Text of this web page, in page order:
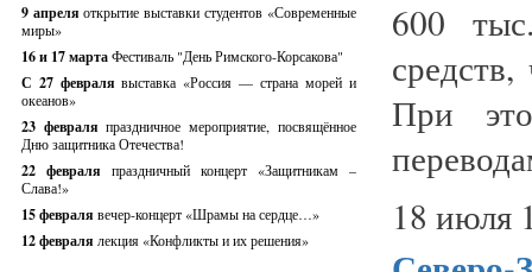
9 апреляоткрытие выставки студентов «Современные
миры»
16 и 17 мартаФестиваль "День Римского-Корсакова"
С 27 февралявыставка «Россия — страна морей и
океанов»
23 февраляпраздничное мероприятие, посвящённое
Дню защитника Отечества!
22 февраля праздничный концерт «Защитникам –
Слава!»
15 февраля вечер-концерт «Шрамы на сердце…»
12 февраля лекция «Конфликты и их решения»
600
При
18 июля